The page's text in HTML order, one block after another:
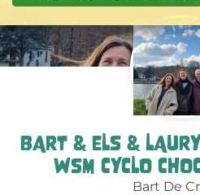
BART & ELS &
WSM CYCLO
Bart De